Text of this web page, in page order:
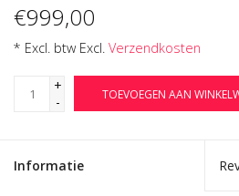
€999,00
* Excl. btw Excl. Verzendkosten
+
-
TOEVOEGEN AAN
Informatie